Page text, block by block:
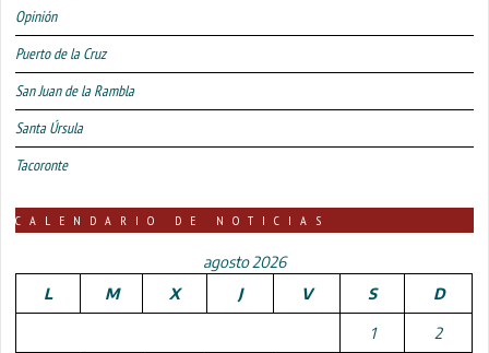
Opinión
Puerto de la Cruz
San Juan de la Rambla
Santa Úrsula
Tacoronte
CALENDARIO DE NOTICIAS
agosto 2026
L
M X J V S D
1 2